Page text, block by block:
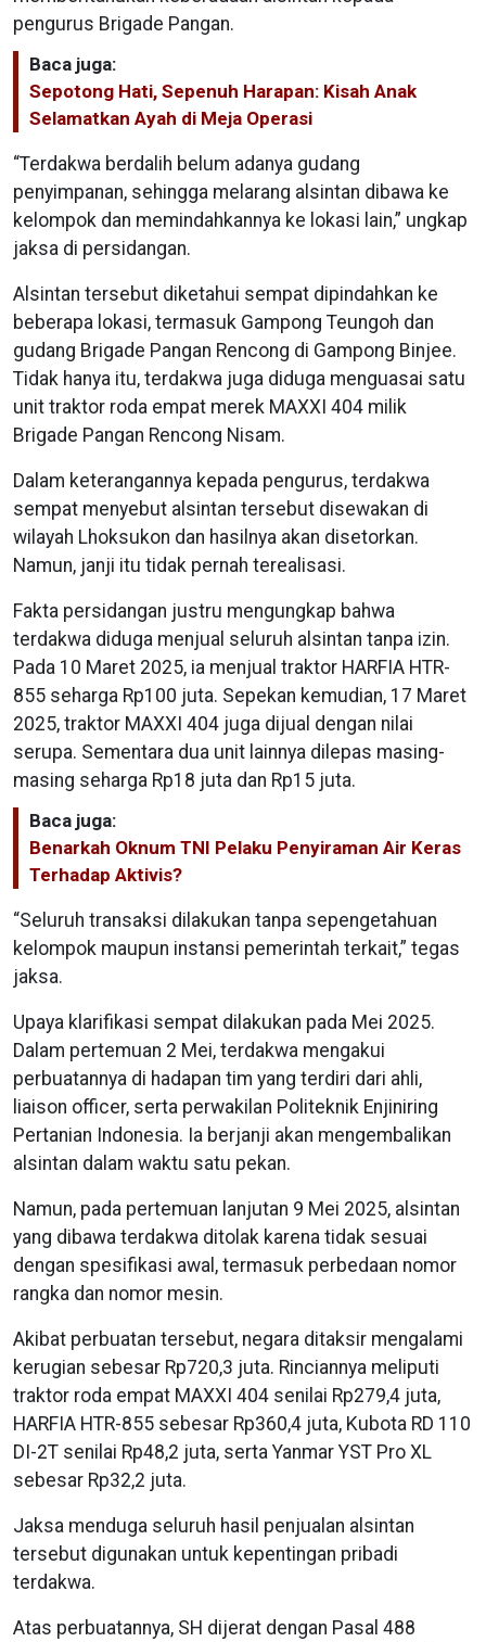
pengurus Brigade Pangan.
Baca juga:
Sepotong Hati, Sepenuh Harapan: Kisah Anak
Selamatkan Ayah di Meja Operasi
“Terdakwa berdalih belum adanya gudang
penyimpanan, sehingga melarang alsintan dibawa ke
kelompok dan memindahkannya ke lokasi lain,” ungkap
jaksa di persidangan.
Alsintan tersebut diketahui sempat dipindahkan ke
beberapa lokasi, termasuk Gampong Teungoh dan
gudang Brigade Pangan Rencong di Gampong Binjee.
Tidak hanya itu, terdakwa juga diduga menguasai satu
unit traktor roda empat merek MAXXI 404 milik
Brigade Pangan Rencong Nisam.
Dalam keterangannya kepada pengurus, terdakwa
sempat menyebut alsintan tersebut disewakan di
wilayah Lhoksukon dan hasilnya akan disetorkan.
Namun, janji itu tidak pernah terealisasi.
Fakta persidangan justru mengungkap bahwa
terdakwa diduga menjual seluruh alsintan tanpa izin.
Pada 10 Maret 2025, ia menjual traktor HARFIA HTR-
855 seharga Rp100 juta. Sepekan kemudian, 17 Maret
2025, traktor MAXXI 404 juga dijual dengan nilai
serupa. Sementara dua unit lainnya dilepas masing-
masing seharga Rp18 juta dan Rp15 juta.
Baca juga:
Benarkah Oknum TNI Pelaku Penyiraman Air Keras
Terhadap Aktivis?
“Seluruh transaksi dilakukan tanpa sepengetahuan
kelompok maupun instansi pemerintah terkait,” tegas
jaksa.
Upaya klarifikasi sempat dilakukan pada Mei 2025.
Dalam pertemuan 2 Mei, terdakwa mengakui
perbuatannya di hadapan tim yang terdiri dari ahli,
liaison officer, serta perwakilan Politeknik Enjiniring
Pertanian Indonesia. Ia berjanji akan mengembalikan
alsintan dalam waktu satu pekan.
Namun, pada pertemuan lanjutan 9 Mei 2025, alsintan
yang dibawa terdakwa ditolak karena tidak sesuai
dengan spesifikasi awal, termasuk perbedaan nomor
rangka dan nomor mesin.
Akibat perbuatan tersebut, negara ditaksir mengalami
kerugian sebesar Rp720,3 juta. Rinciannya meliputi
traktor roda empat MAXXI 404 senilai Rp279,4 juta,
HARFIA HTR-855 sebesar Rp360,4 juta, Kubota RD 110
DI-2T senilai Rp48,2 juta, serta Yanmar YST Pro XL
sebesar Rp32,2 juta.
Jaksa menduga seluruh hasil penjualan alsintan
tersebut digunakan untuk kepentingan pribadi
terdakwa.
Atas perbuatannya, SH dijerat dengan Pasal 488